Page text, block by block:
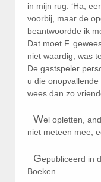
in mijn rug: ‘Ha,
voorbij, maar de
beantwoordde ik
Dat moet F.
niet waardig, was
De gastspeler
u die
wees dan zo
Wel opletten,
niet meteen mee,
Gepubliceerd in
Boeken